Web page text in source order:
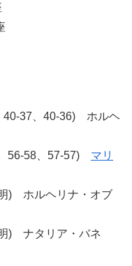
40-37、40-36) ホルヘ
56-58、57-57) マリ
) ホルヘリナ・オブ
) ナタリア・バネ